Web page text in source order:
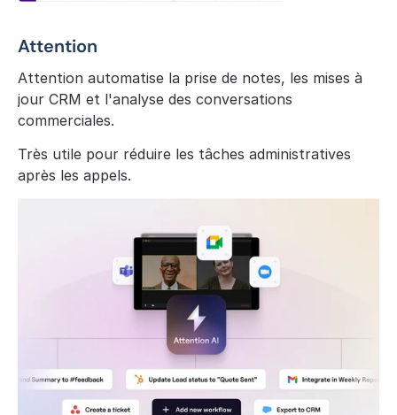
Attention
Attention automatise la prise de notes, les mises à
jour CRM et l'analyse des conversations
commerciales.
Très utile pour réduire les tâches administratives
après les appels.